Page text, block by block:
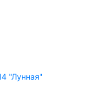
"Лунная"